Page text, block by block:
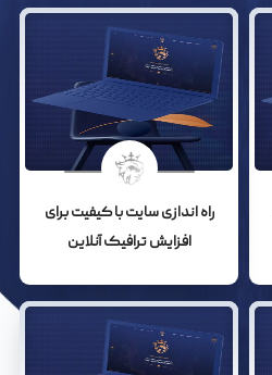
راه اندازی سایت با کیفیت برای
افزایش ترافیک آنلاین